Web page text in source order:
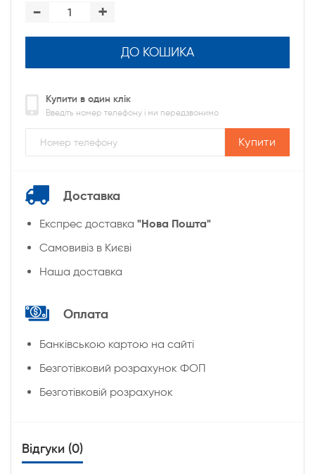
- +
ДО КОШИКА
Купити в один клік
Введіть номер телефону і ми передзвонимо
Купити
Доставка
Експрес доставка "Нова Пошта"
Cамовивіз в Києві
Наша доставка
Оплата
Банківською картою на сайті
Безготівковий розрахунок ФОП
Безготівковій розрахунок
Відгуки (0)